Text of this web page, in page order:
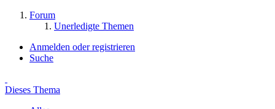
Forum
Unerledigte Themen
Anmelden oder registrieren
Suche
Dieses Thema